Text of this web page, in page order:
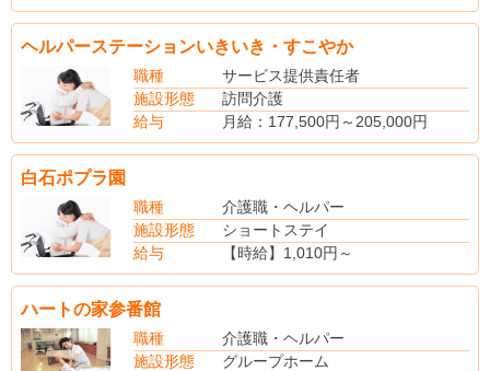
（手当内訳）
技能手当：5,000円～10,800円
調整手当：20,000円～40,000円
資格手当：5,000円～10,000円
認定手当：5,000円～15,000円
役職手当：5,000円～40,000円
夜勤手当：1回 5,000円
（別途手当）
時間外手当
賞与あり（作年度実績・年3回・計4.50月分支給）
ヘルパーステーションいきいき・すこやか
職種
サービス提供責任者
施設形態
訪問介護
給与
月給：177,500円～205,000円
（手当内訳）
職務手当30,000円
臨時手当（処遇改善）15,000円/月
（別途手当）
賞与あり（昨年度実績・年2回・2ヵ月分支給）
白石ポプラ園
職種
介護職・ヘルパー
施設形態
ショートステイ
給与
【時給】1,010円～
【社会保険】完備
ハートの家参番館
職種
介護職・ヘルパー
施設形態
グループホーム